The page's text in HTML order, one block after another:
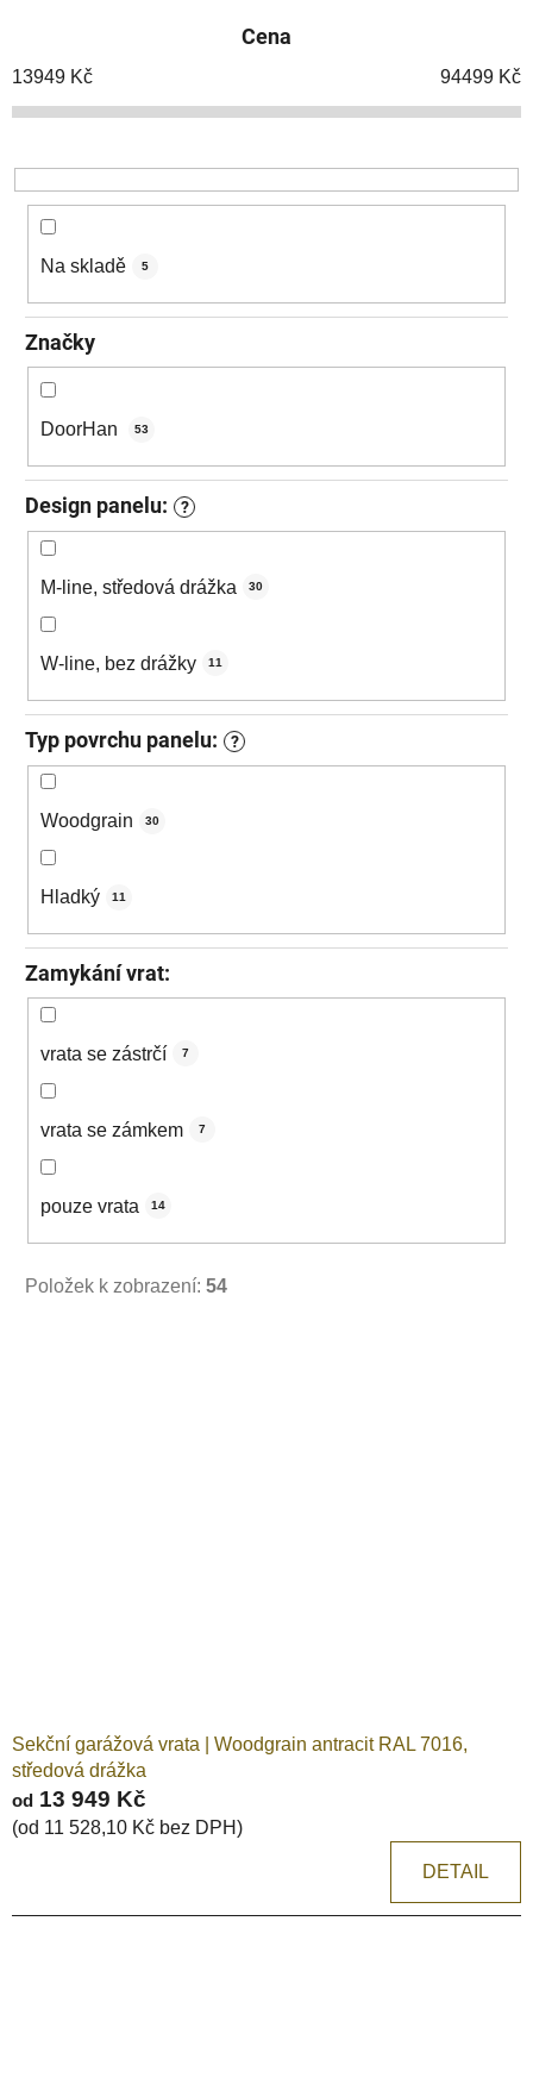
í
p
o
d
ů
Cena
13949 Kč 94499 Kč
Na skladě 5
Značky
DoorHan 53
Design panelu: ?
M-line, středová drážka 30
W-line, bez drážky 11
Typ povrchu panelu: ?
Woodgrain 30
Hladký 11
Zamykání vrat:
vrata se zástrčí 7
vrata se zámkem 7
pouze vrata 14
Položek k zobrazení: 54
Sekční garážová vrata | Woodgrain antracit RAL 7016,
středová drážka
od 13 949 Kč
(od 11 528,10 Kč bez DPH)
DETAIL